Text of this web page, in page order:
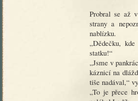
Probral se až
strany a
nablízku.
„Dědečku,
statku!“
„Jsme v
káznicí na
tiše nadával,“
„To je přece